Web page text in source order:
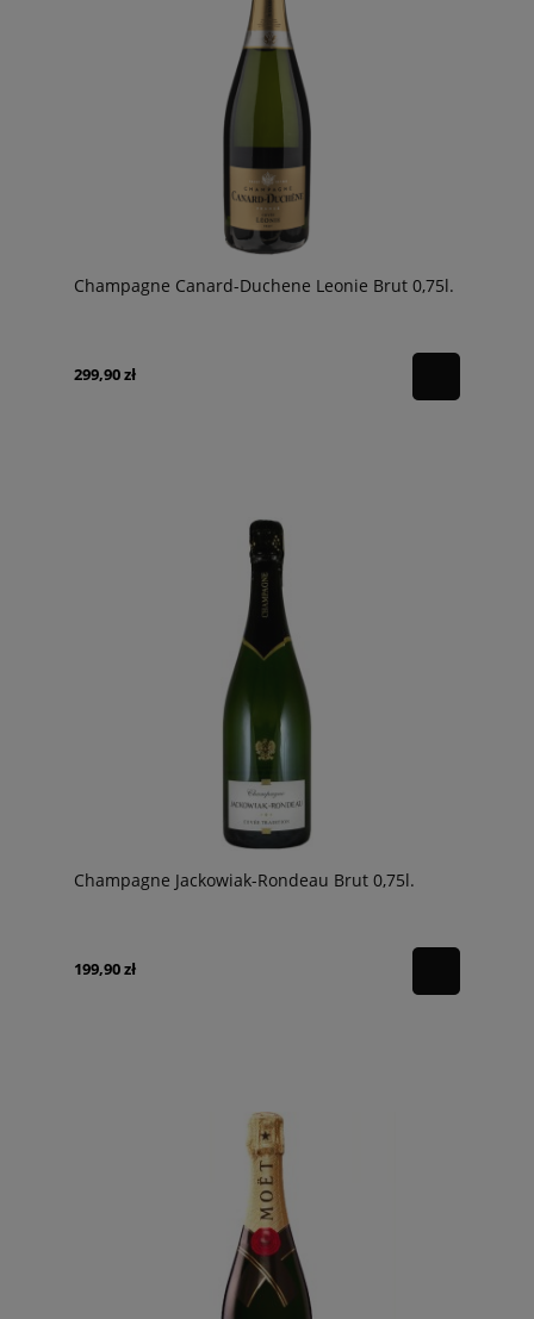
Champagne Canard-Duchene Leonie Brut 0,75l.
299,90 zł
Champagne Jackowiak-Rondeau Brut 0,75l.
199,90 zł